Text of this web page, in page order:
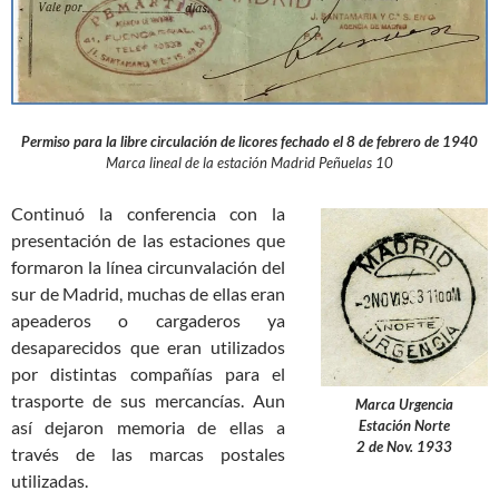
Permiso para la libre circulación de licores fechado el 8 de febrero de 1940
Marca lineal de la estación Madrid Peñuelas 10
Marca Urgencia
Estación Norte
2 de Nov. 1933
Continuó la conferencia con la
presentación de las estaciones que
formaron la línea circunvalación del
sur de Madrid, muchas de ellas eran
apeaderos o cargaderos ya
desaparecidos que eran utilizados
por distintas compañías para el
trasporte de sus mercancías. Aun
así dejaron memoria de ellas a
través de las marcas postales
utilizadas.